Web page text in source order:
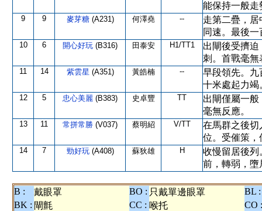
能保持一般走
9 9 麥芽糖 (A231) 何澤堯 --
走第二疊，
同速。最後
10 6 開心好玩 (B316) 田泰安 H1/TT1
出閘後受擠
刺。首戰毫無
11 14 紫雲星 (A351) 黃皓楠 --
早段領先。九
十米處起力竭
12 5 忠心美麗 (B383) 史卓豐 TT
出閘僅屬一
毫無反應。
13 11 常拼常勝 (V037) 蔡明紹 V/TT
在馬群之後切
位。受催策，
14 7 勁好玩 (A408) 蘇狄雄 H
收慢留居後列
前，轉弱，墮
B : 戴眼罩 BO : 只戴單邊眼罩
BL :
BK : 閘氈 CC : 喉托
CO :